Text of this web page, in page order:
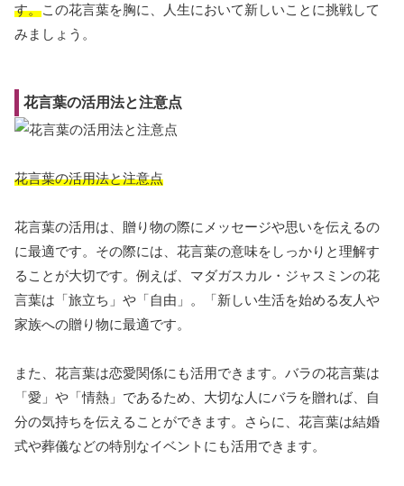
す。この花言葉を胸に、人生において新しいことに挑戦して
みましょう。
花言葉の活用法と注意点
花言葉の活用法と注意点
花言葉の活用は、贈り物の際にメッセージや思いを伝えるの
に最適です。その際には、花言葉の意味をしっかりと理解す
ることが大切です。例えば、マダガスカル・ジャスミンの花
言葉は「旅立ち」や「自由」。「新しい生活を始める友人や
家族への贈り物に最適です。
また、花言葉は恋愛関係にも活用できます。バラの花言葉は
「愛」や「情熱」であるため、大切な人にバラを贈れば、自
分の気持ちを伝えることができます。さらに、花言葉は結婚
式や葬儀などの特別なイベントにも活用できます。